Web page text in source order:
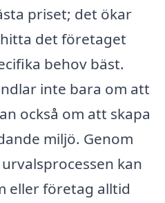
priset; det ökar
det företaget
behov bäst.
inte bara om att
också om att skapa
miljö. Genom
kan
eller företag alltid